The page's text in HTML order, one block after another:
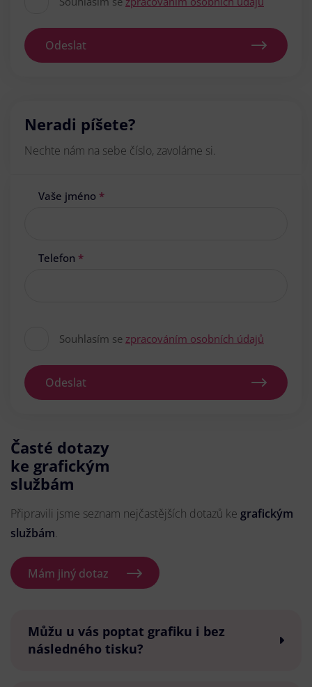
Odeslat
Neradi píšete?
Nechte nám na sebe číslo, zavoláme si.
Vaše jméno *
Telefon *
Souhlasím se zpracováním osobních údajů
Odeslat
Časté dotazy
ke grafickým
službám
Připravili jsme seznam nejčastějších dotazů ke grafickým
službám.
Mám jiný dotaz
Můžu u vás poptat grafiku i bez
následného tisku?